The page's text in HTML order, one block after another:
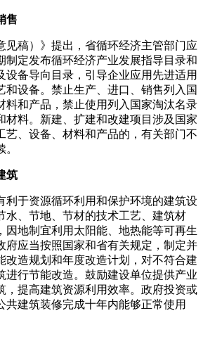
售
稿）》提出，省循环经济主管部门应
制定发布循环经济产业发展指导目录和
设备导向目录，引导企业应用先进适用
和设备。禁止生产、进口、销售列入国
料和产品，禁止使用列入国家淘汰名录
材料。新建、扩建和改建项目涉及国家
艺、设备、材料和产品的，有关部门不
筑
于资源循环利用和保护环境的建筑设
水、节地、节材的技术工艺、建筑材
因地制宜利用太阳能、地热能等可再生
府应当按照国家和省有关规定，制定并
改造规划和年度改造计划，对不符合建
进行节能改造。鼓励建设单位提供产业
，提高建筑资源利用效率。政府投资或
共建筑装修完成十年内能够正常使用